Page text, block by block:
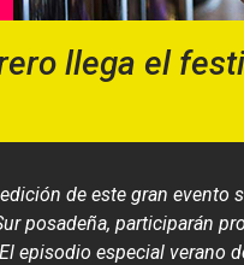
llega el
de este gran evento
posadeña, participarán
episodio especial verano